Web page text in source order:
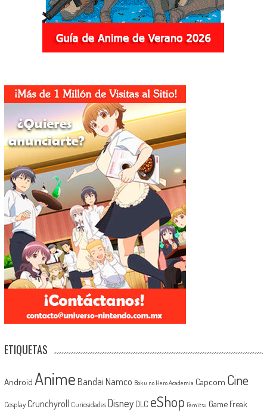
ETIQUETAS
Android Anime Bandai Namco Boku no Hero Academia Capcom Cine
Cosplay Crunchyroll Curiosidades Disney DLC eShop Famitsu Game Freak